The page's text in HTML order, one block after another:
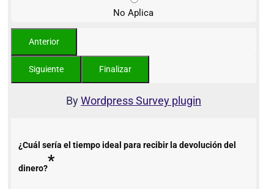
No Aplica
ByWordpress Survey plugin
¿Cuál sería el tiempo ideal para recibir la devolución del
dinero?*